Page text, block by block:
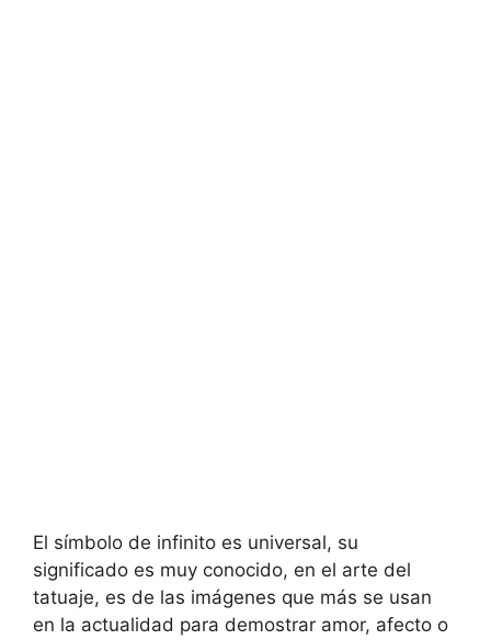
El símbolo de infinito es universal, su
significado es muy conocido, en el arte del
tatuaje, es de las imágenes que más se usan
en la actualidad para demostrar amor, afecto o